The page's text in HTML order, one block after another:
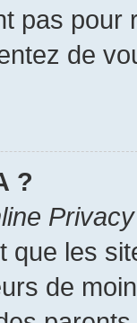
pas pour
de
?
que les
de